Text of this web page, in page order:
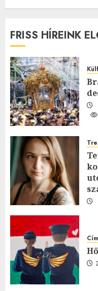
FRISS HÍREINK